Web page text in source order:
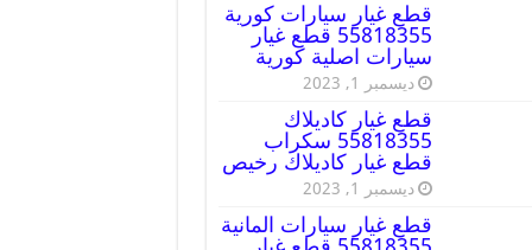
قطع غيار سيارات كورية
55818355 قطع غيار
سيارات اصلية كورية
ديسمبر 1, 2023
قطع غيار كاديلاك
55818355 سكراب
قطع غيار كاديلاك رخيص
ديسمبر 1, 2023
قطع غيار سيارات المانية